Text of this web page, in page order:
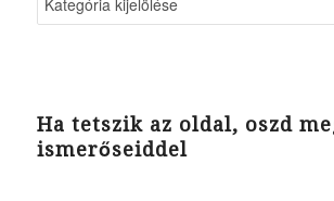
Ha tetszik az oldal, oszd
ismerőseiddel